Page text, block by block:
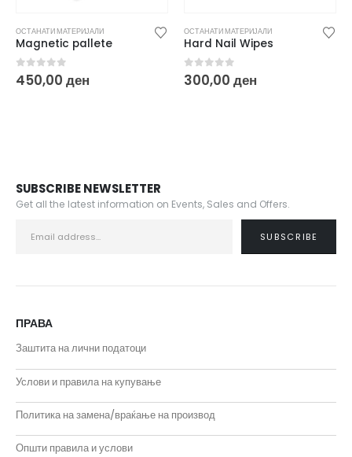
ОСТАНАТИ МАТЕРИЈАЛИ
Magnetic pallete
0out of 5
450,00 ден
ОСТАНАТИ МАТЕРИЈАЛИ
Hard Nail Wipes
0out of 5
300,00 ден
SUBSCRIBE NEWSLETTER
Get all the latest information on Events, Sales and Offers.
ПРАВА
Заштита на лични податоци
Услови и правила на купување
Политика на замена/враќање на производ
Општи правила и услови